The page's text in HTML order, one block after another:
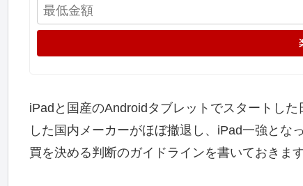
iPadと国産のAndroidタブレットでスタートし
した国内メーカーがほぼ撤退し、iPad一強とな
買を決める判断のガイドラインを書いておきます